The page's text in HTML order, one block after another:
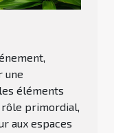
une
éléments
primordial,
aux espaces